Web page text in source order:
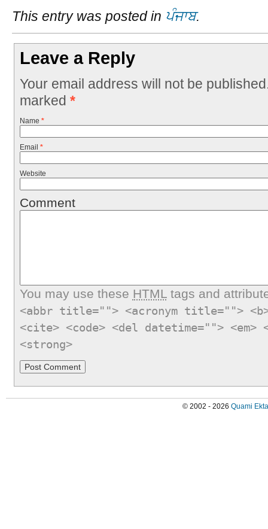
This entry was posted in ਪੰਜਾਬ.
Leave a Reply
Your email address will not be
marked *
Name *
Email *
Website
Comment
You may use these HTMLtags and
<abbr title=""> <acronym title="">
<cite> <code> <del datetime="">
<strong>
© 2002 - 2026 Quami